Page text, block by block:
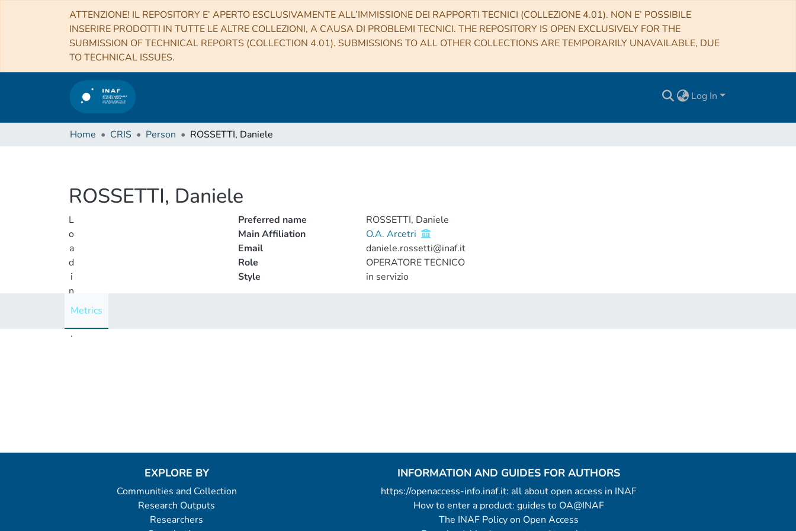
ATTENZIONE! IL REPOSITORY E’ APERTO ESCLUSIVAMENTE ALL’IMMISSIONE DEI RAPPORTI TECNICI (COLLEZIONE 4.01). NON E’ POSSIBILE
INSERIRE PRODOTTI IN TUTTE LE ALTRE COLLEZIONI, A CAUSA DI PROBLEMI TECNICI. THE REPOSITORY IS OPEN EXCLUSIVELY FOR THE
SUBMISSION OF TECHNICAL REPORTS (COLLECTION 4.01). SUBMISSIONS TO ALL OTHER COLLECTIONS ARE TEMPORARILY UNAVAILABLE, DUE
TO TECHNICAL ISSUES.
Log In
Home CRIS Person ROSSETTI, Daniele
ROSSETTI, Daniele
L
o
a
d
i
n
g
.
Preferred name
ROSSETTI, Daniele
Main Affiliation
O.A. Arcetri
Email
daniele.rossetti@inaf.it
Role
OPERATORE TECNICO
Style
in servizio
Metrics
EXPLORE BY
Communities and Collection
Research Outputs
Researchers
INFORMATION AND GUIDES FOR AUTHORS
https://openaccess-info.inaf.it: all about open access in INAF
How to enter a product: guides to OA@INAF
The INAF Policy on Open Access